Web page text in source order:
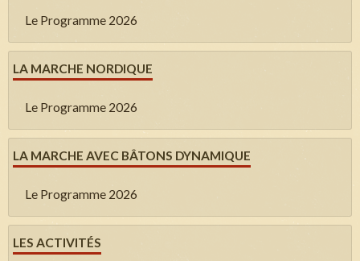
Le Programme 2026
LA MARCHE NORDIQUE
Le Programme 2026
LA MARCHE AVEC BÂTONS DYNAMIQUE
Le Programme 2026
LES ACTIVITÉS